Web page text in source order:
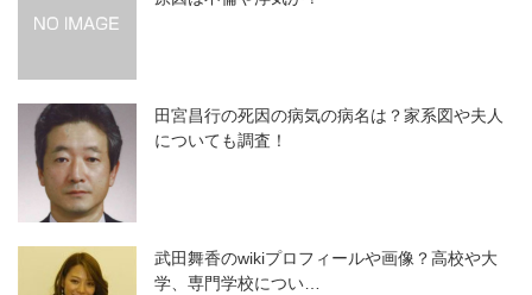
田宮昌行の死因の病気の病名は？家系図や夫人
についても調査！
武田舞香のwikiプロフィールや画像？高校や大
学、専門学校につい…